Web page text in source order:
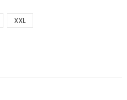
XXL